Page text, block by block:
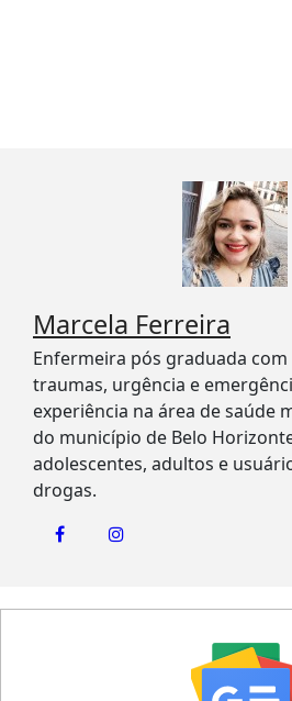
Marcela Ferreira
Enfermeira pós graduada com
traumas, urgência e
experiência na área de saúde
do município de Belo
adolescentes, adultos e
drogas.